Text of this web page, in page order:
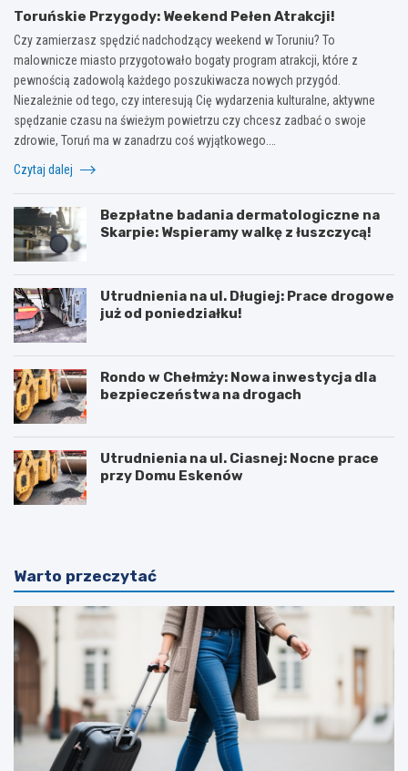
Toruńskie Przygody: Weekend Pełen Atrakcji!
Czy zamierzasz spędzić nadchodzący weekend w Toruniu? To
malownicze miasto przygotowało bogaty program atrakcji, które z
pewnością zadowolą każdego poszukiwacza nowych przygód.
Niezależnie od tego, czy interesują Cię wydarzenia kulturalne, aktywne
spędzanie czasu na świeżym powietrzu czy chcesz zadbać o swoje
zdrowie, Toruń ma w zanadrzu coś wyjątkowego.…
Czytaj dalej
Bezpłatne badania dermatologiczne na
Skarpie: Wspieramy walkę z łuszczycą!
Utrudnienia na ul. Długiej: Prace drogowe
już od poniedziałku!
Rondo w Chełmży: Nowa inwestycja dla
bezpieczeństwa na drogach
Utrudnienia na ul. Ciasnej: Nocne prace
przy Domu Eskenów
Warto przeczytać